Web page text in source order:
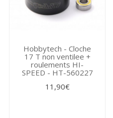
Hobbytech - Cloche
17 T non ventilee +
roulements HI-
SPEED - HT-560227
11,90€